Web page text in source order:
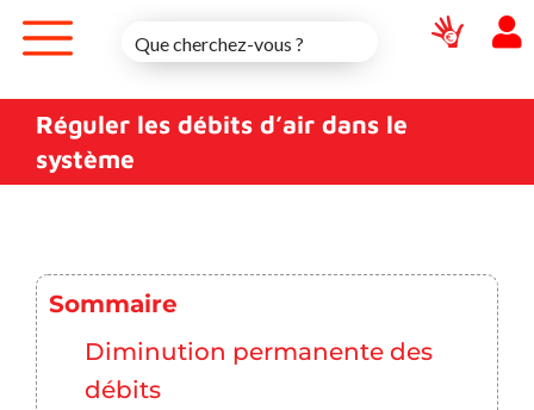
content
Réguler les débits d’air dans le
système
Sommaire
Diminution permanente des
débits